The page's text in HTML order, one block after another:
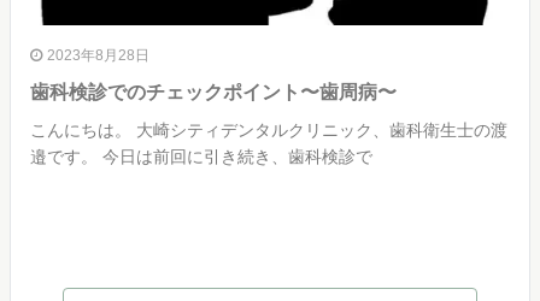
2023年8月28日
歯科検診でのチェックポイント〜歯周病〜
こんにちは。 大崎シティデンタルクリニック、歯科衛生士の渡
邉です。 今日は前回に引き続き、歯科検診で